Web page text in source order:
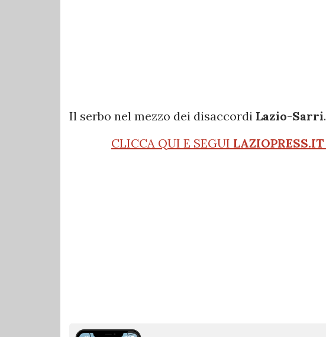
Il serbo nel mezzo dei disaccordi Lazio-Sarri.
CLICCA QUI E SEGUI LAZIOPRESS.IT